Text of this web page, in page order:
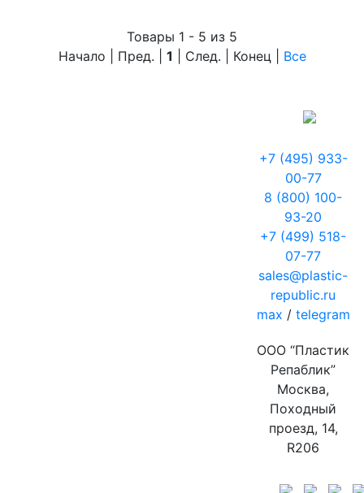
Товары 1 - 5 из 5
Начало | Пред. | 1 | След. | Конец Все
+7 (495) 933-
00-77
8 (800) 100-
93-20
+7 (499) 518-
07-77
sales@plastic-
republic.ru
max / telegram
ООО “Пластик
Репаблик”
Москва,
Походный
проезд, 14,
R206